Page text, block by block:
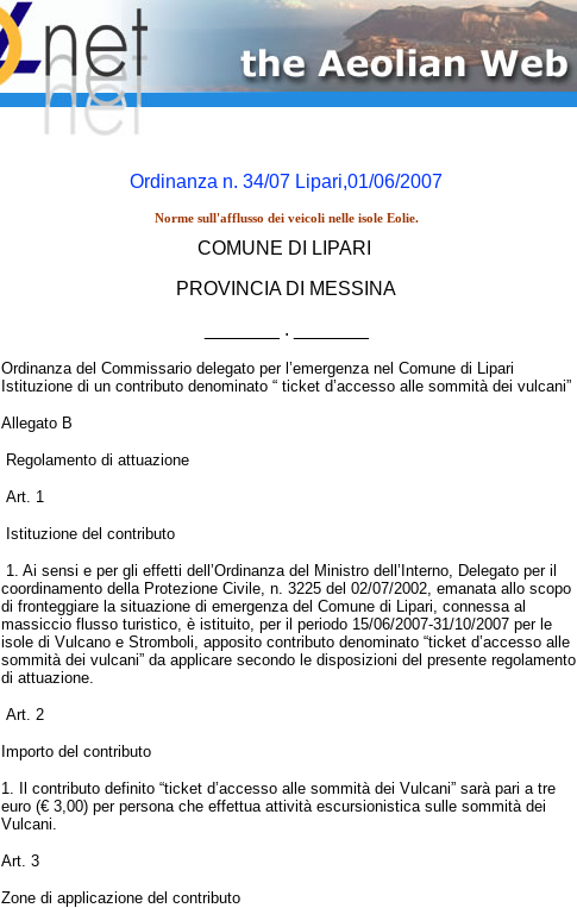
Ordinanza n. 34/07 Lipari,01/06/2007
Norme sull'afflusso dei veicoli nelle isole Eolie.
COMUNE DI LIPARI
PROVINCIA DI MESSINA
_______ . _______
Ordinanza del Commissario delegato per l’emergenza nel Comune di Lipari
Istituzione di un contributo denominato “ ticket d’accesso alle sommità dei vulcani”
Allegato B
Regolamento di attuazione
Art. 1
Istituzione del contributo
1. Ai sensi e per gli effetti dell’Ordinanza del Ministro dell’Interno, Delegato per il
coordinamento della Protezione Civile, n. 3225 del 02/07/2002, emanata allo scopo
di fronteggiare la situazione di emergenza del Comune di Lipari, connessa al
massiccio flusso turistico, è istituito, per il periodo 15/06/2007-31/10/2007 per le
isole di Vulcano e Stromboli, apposito contributo denominato “ticket d’accesso alle
sommità dei vulcani” da applicare secondo le disposizioni del presente regolamento
di attuazione.
Art. 2
Importo del contributo
1. Il contributo definito “ticket d’accesso alle sommità dei Vulcani” sarà pari a tre
euro (€ 3,00) per persona che effettua attività escursionistica sulle sommità dei
Vulcani.
Art. 3
Zone di applicazione del contributo